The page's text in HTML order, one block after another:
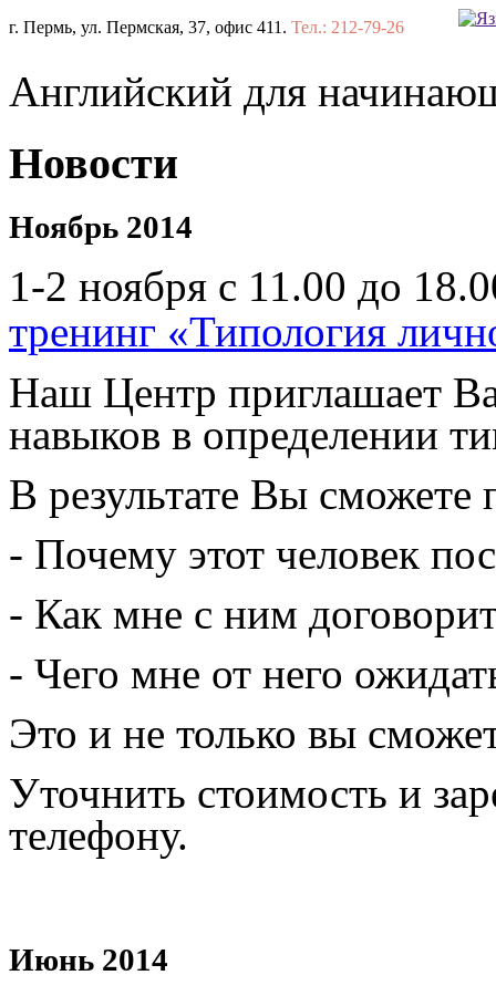
г. Пермь, ул. Пермская, 37, офис 411. Тел.: 212-79-26
Английский для
Новости
Ноябрь 2014
1-2 ноября с 11.00 до
тренинг «Типология
Наш Центр приглашает
навыков в определении
В результате Вы сможете
- Почему этот человек
- Как мне с ним
- Чего мне от него
Это и не только вы
Уточнить стоимость и
телефону.
Июнь 2014